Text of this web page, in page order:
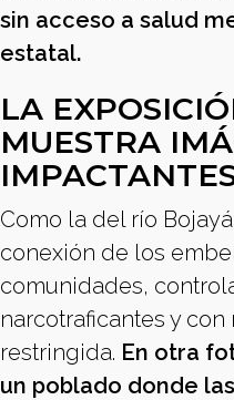
sin acceso a salud
estatal.
LA
MUESTRA
Como la del río
conexión de los
comunidades,
narcotraficantes y
restringida. En otra
un poblado donde